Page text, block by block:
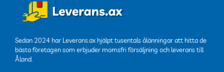
Sedan 2024 har Leverans.ax hjälpt tusentals ålänningar att hitta de
bästa företagen som erbjuder momsfri försäljning och leverans till
Åland.